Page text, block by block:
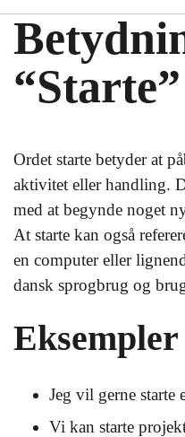
“Starte”
Ordet starte betyder at
aktivitet eller handling.
med at begynde noget
At starte kan også
en computer eller
dansk sprogbrug og
Jeg vil gerne starte
Vi kan starte